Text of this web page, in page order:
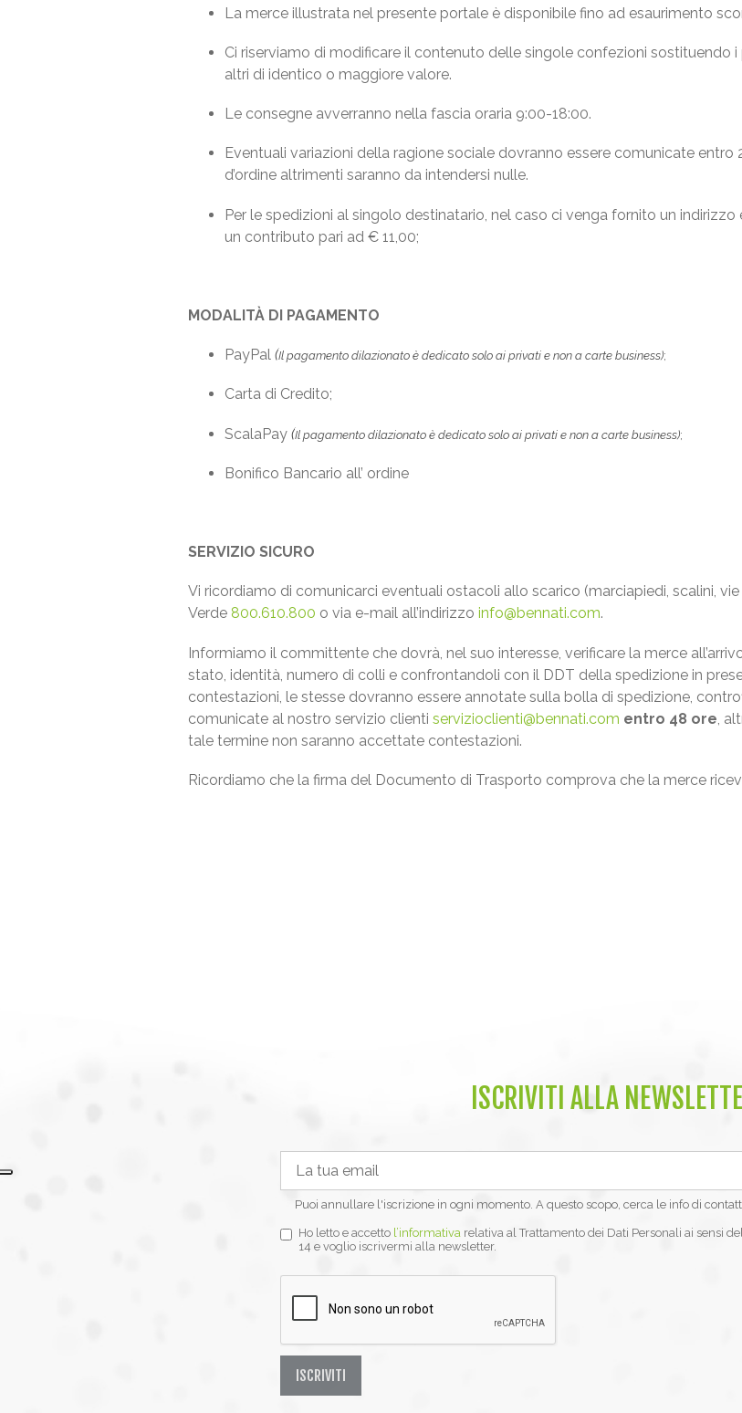
La merce illustrata nel presente portale è disponibile fino ad esaurimento
Ci riserviamo di modificare il contenuto delle singole confezioni sostituendo
altri di identico o maggiore valore.
Le consegne avverranno nella fascia oraria 9:00-18:00.
Eventuali variazioni della ragione sociale dovranno essere comunicate
d’ordine altrimenti saranno da intendersi nulle.
Per le spedizioni al singolo destinatario, nel caso ci venga fornito un
un contributo pari ad € 11,00;
MODALITÀ DI PAGAMENTO
PayPal (Il pagamento dilazionato è dedicato solo ai privati e non a carte business);
Carta di Credito;
ScalaPay (Il pagamento dilazionato è dedicato solo ai privati e non a carte business);
Bonifico Bancario all’ ordine
SERVIZIO SICURO
Vi ricordiamo di comunicarci eventuali ostacoli allo scarico (marciapiedi, scalini,
Verde 800.610.800 o via e-mail all’indirizzo info@bennati.com.
Informiamo il committente che dovrà, nel suo interesse, verificare la merce
stato, identità, numero di colli e confrontandoli con il DDT della spedizione in
contestazioni, le stesse dovranno essere annotate sulla bolla di spedizione,
comunicate al nostro servizio clienti servizioclienti@bennati.com entro 48 ore ,
tale termine non saranno accettate contestazioni.
Ricordiamo che la firma del Documento di Trasporto comprova che la merce
ISCRIVITI ALLA
Puoi annullare l'iscrizione in ogni momento. A questo scopo, cerca le info di
Ho letto e accetto l’informativarelativa al Trattamento dei Dati Personali ai sensi
14 e voglio iscrivermi alla newsletter.
ISCRIVITI